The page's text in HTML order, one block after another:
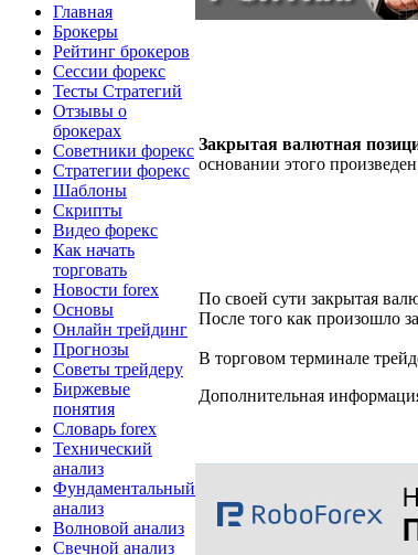
Главная
Брокеры
Рейтинг брокеров
Сессии форекс
Тесты Стратегий
Отзывы о
брокерах
Советники форекс
Стратегии форекс
Шаблоны
Скрипты
Видео форекс
Как начать
торговать
Новости forex
Основы
Онлайн трейдинг
Прогнозы
Советы трейдеру
Биржевые
понятия
Словарь forex
Технический
анализ
Фундаментальный
анализ
Волновой анализ
Свечной анализ
Закрытая валютная
основании этого
По своей сути закрытая
После того как произошло
В торговом терминале
Дополнительная